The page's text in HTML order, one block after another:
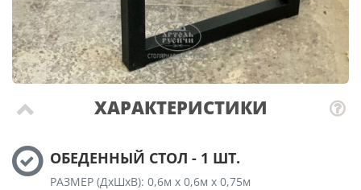
ХАРАКТЕРИСТИКИ
ОБЕДЕННЫЙ СТОЛ - 1 ШТ.
РАЗМЕР (ДхШхВ): 0,6м х 0,6м х 0,75м